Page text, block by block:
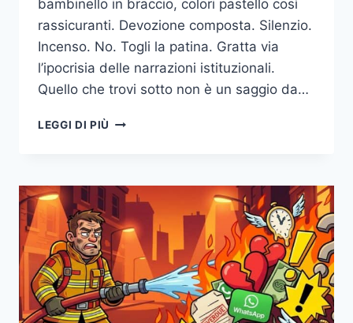
bambinello in braccio, colori pastello così
rassicuranti. Devozione composta. Silenzio.
Incenso. No. Togli la patina. Gratta via
l’ipocrisia delle narrazioni istituzionali.
Quello che trovi sotto non è un saggio da…
LEGGI DI PIÙ SANT’ANTONIO?